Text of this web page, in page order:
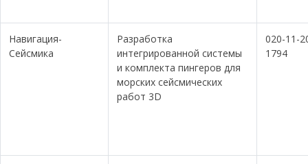
Навигация-
Сейсмика
Разработка
интегрированной системы
и комплекта пингеров для
морских сейсмических
работ 3D
020-11-
1794